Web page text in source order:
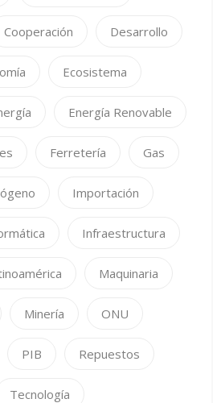
Cooperación Desarrollo
Ecosistema
Energía Renovable
Ferretería Gas
Importación
Infraestructura
Maquinaria
Minería ONU
PIB Repuestos
Tecnología